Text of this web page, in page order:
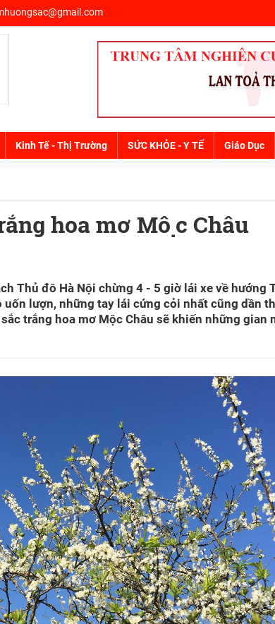
Kinh Tế - Thị Trường SỨC KHỎE - Y TẾ Giáo Dục
hoa mơ Mộc Châu
Thủ đô Hà Nội chừng 4 - 5 giờ lái xe về hướng
lượn, những tay lái cứng cỏi nhất cũng dần
trắng hoa mơ Mộc Châu sẽ khiến những gian